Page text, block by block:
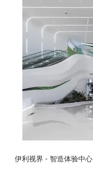
伊利视界 - 智造体验中心